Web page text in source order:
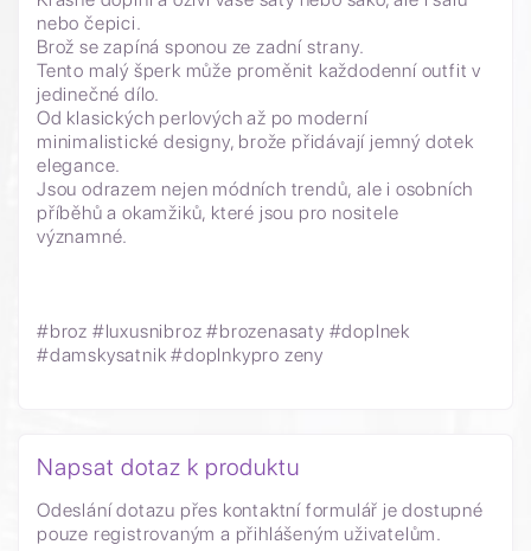
nebo čepici.
Brož se zapíná sponou ze zadní strany.
Tento malý šperk může proměnit každodenní outfit v
jedinečné dílo.
Od klasických perlových až po moderní
minimalistické designy, brože přidávají jemný dotek
elegance.
Jsou odrazem nejen módních trendů, ale i osobních
příběhů a okamžiků, které jsou pro nositele
významné.
#broz #luxusnibroz #brozenasaty #doplnek
#damskysatnik #doplnkypro zeny
Napsat dotaz k produktu
Odeslání dotazu přes kontaktní formulář je dostupné
pouze registrovaným a přihlášeným uživatelům.